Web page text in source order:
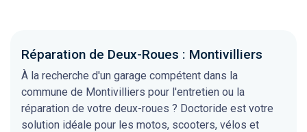
Réparation de Deux-Roues : Montivilliers
À la recherche d'un garage compétent dans la
commune de Montivilliers pour l'entretien ou la
réparation de votre deux-roues ? Doctoride est votre
solution idéale pour les motos, scooters, vélos et